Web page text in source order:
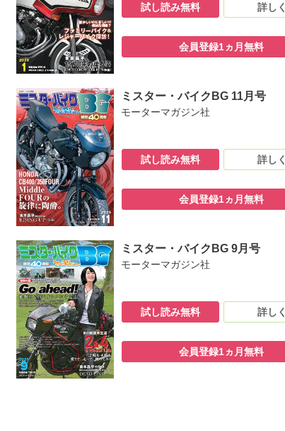
◆欲しい一台が見つかる中古車情報「USED BIKE?特選街?」
◆読神Present
◆Legendary Motorcycles：1960 TRITON650 Caf_-Racer
試し読み無料 詳しく
会員登録1ヵ月無料
ミスター・バイクBG 11月号
モーターマガジン社
試し読み無料 詳しく
会員登録1ヵ月無料
ミスター・バイクBG 9月号
モーターマガジン社
試し読み無料 詳しく
会員登録1ヵ月無料